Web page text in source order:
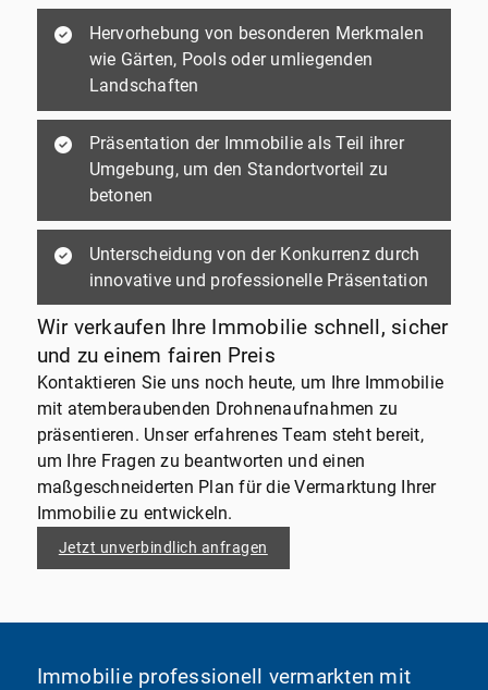
Hervorhebung von besonderen Merkmalen
wie Gärten, Pools oder umliegenden
Landschaften
Präsentation der Immobilie als Teil ihrer
Umgebung, um den Standortvorteil zu
betonen
Unterscheidung von der Konkurrenz durch
innovative und professionelle Präsentation
Wir verkaufen Ihre Immobilie schnell, sicher
und zu einem fairen Preis
Kontaktieren Sie uns noch heute, um Ihre Immobilie
mit atemberaubenden Drohnenaufnahmen zu
präsentieren. Unser erfahrenes Team steht bereit,
um Ihre Fragen zu beantworten und einen
maßgeschneiderten Plan für die Vermarktung Ihrer
Immobilie zu entwickeln.
Jetzt unverbindlich anfragen
Immobilie professionell vermarkten mit